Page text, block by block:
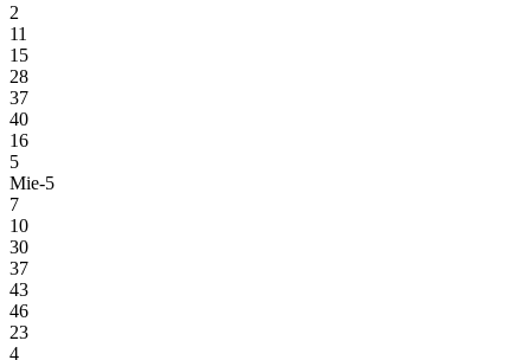
2
11
15
28
37
40
16
5
Mie-5
7
10
30
37
43
46
23
4